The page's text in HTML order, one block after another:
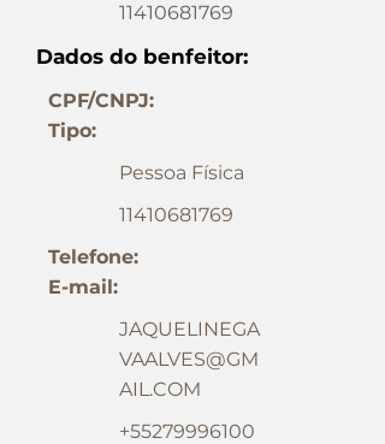
11410681769
Dados do benfeitor:
CPF/CNPJ:
Tipo:
Pessoa Física
11410681769
Telefone:
E-mail:
JAQUELINEGA
VAALVES@GM
AIL.COM
+55279996100